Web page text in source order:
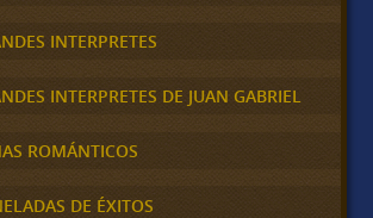
INTERPRETES
INTERPRETES DE JUAN GABRIEL
ROMÁNTICOS
DE ÉXITOS